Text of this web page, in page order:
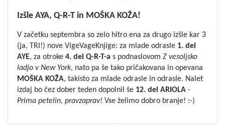
Izšle AYA, Q-R-T in MOŠKA KOŽA!
V začetku septembra so zelo hitro ena za drugo izšle kar 3
(ja, TRI!) nove VigeVageKnjige: za mlade odrasle 1. del
AYE, za otroke 4. del Q-R-T-a s podnaslovom Z vesoljsko
ladjo v New York, nato pa še tako pričakovana in opevana
MOŠKA KOŽA, takisto za mlade odrasle in odrasle. Nalet
izdaj bo čez dober teden dopolnil še 12. del ARIOLA-
Prima petelin, pravzaprav! Vse želimo dobro branje! :-)